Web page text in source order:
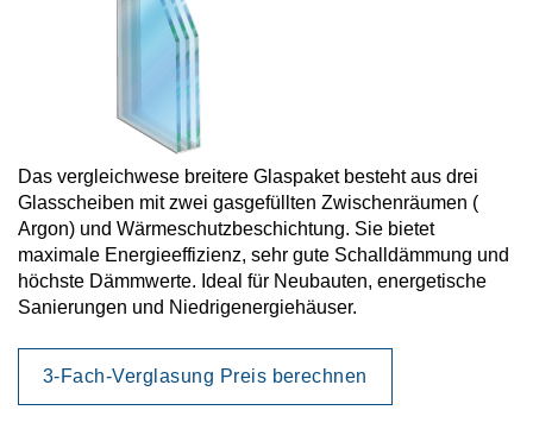
Das vergleichwese breitere Glaspaket besteht aus drei
Glasscheiben mit zwei gasgefüllten Zwischenräumen (
Argon) und Wärmeschutzbeschichtung. Sie bietet
maximale Energieeffizienz, sehr gute Schalldämmung und
höchste Dämmwerte. Ideal für Neubauten, energetische
Sanierungen und Niedrigenergiehäuser.
3-Fach-Verglasung Preis berechnen